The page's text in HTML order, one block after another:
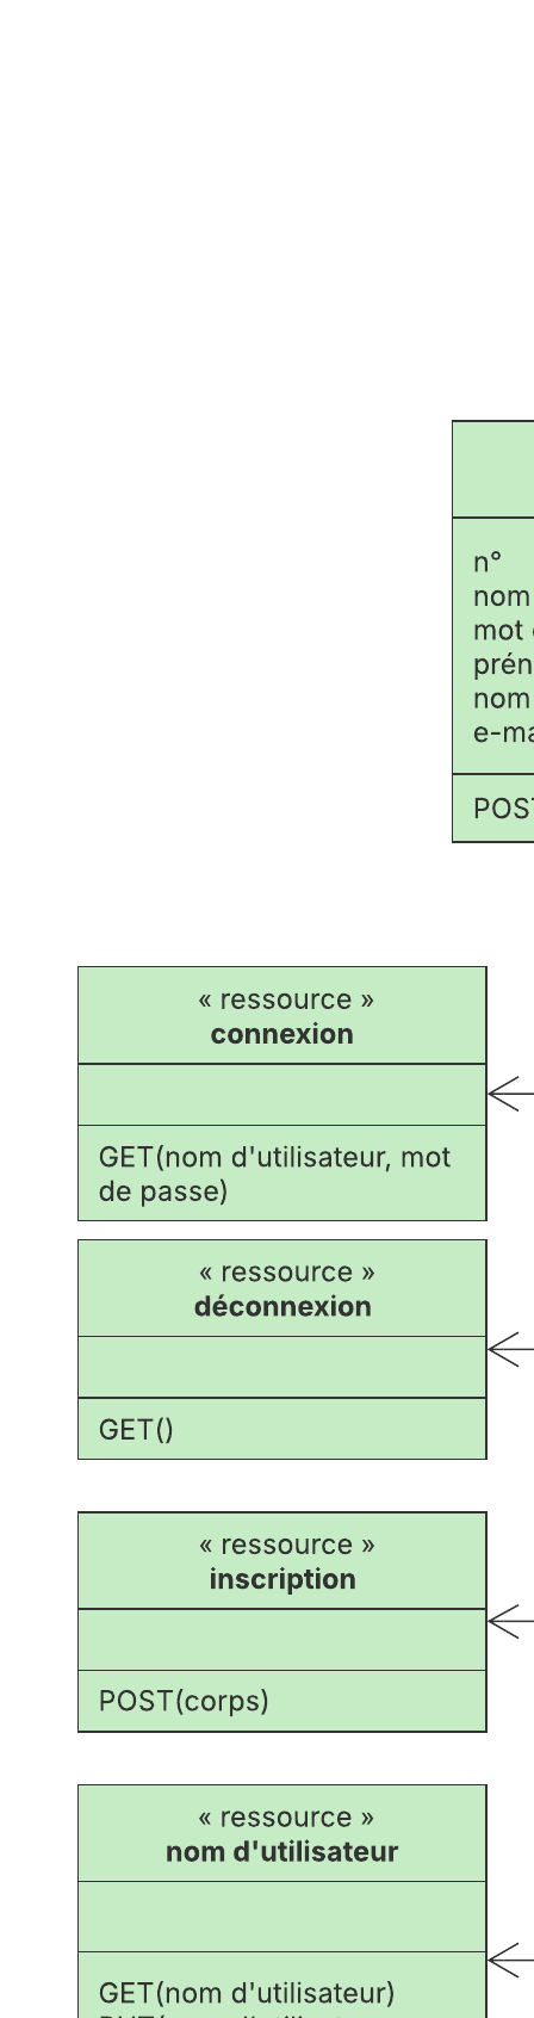
documenter le fonctionnement logique d'une API ;
visualiser le flux d'informations d'une API ;
identifier les doublons et autres possibilités d'optimisation.
d'utilisation.
Modèles connexes